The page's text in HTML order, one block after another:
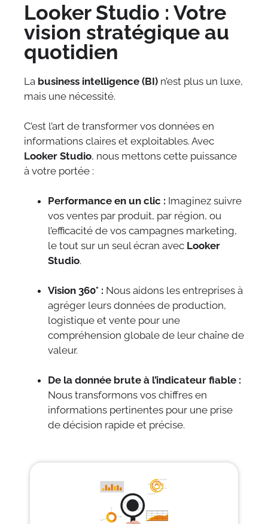
Looker Studio : Votre
vision stratégique au
quotidien
La business intelligence (BI) n’est plus un luxe,
mais une nécessité.
C’est l’art de transformer vos données en
informations claires et exploitables. Avec
Looker Studio, nous mettons cette puissance
à votre portée :
Performance en un clic : Imaginez suivre
vos ventes par produit, par région, ou
l’efficacité de vos campagnes marketing,
le tout sur un seul écran avec Looker
Studio.
Vision 360° : Nous aidons les entreprises à
agréger leurs données de production,
logistique et vente pour une
compréhension globale de leur chaîne de
valeur.
De la donnée brute à l’indicateur fiable :
Nous transformons vos chiffres en
informations pertinentes pour une prise
de décision rapide et précise.